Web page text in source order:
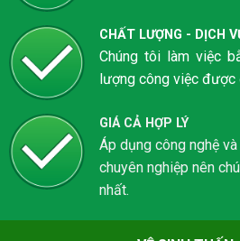
CHẤT LƯỢNG - DỊCH
Chúng tôi làm việc
lượng công việc được
GIÁ CẢ HỢP LÝ
Áp dụng công nghệ
chuyên nghiệp nên
nhất.